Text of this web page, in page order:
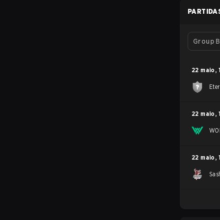
Group
22 maio ,
22 maio ,
22 maio ,